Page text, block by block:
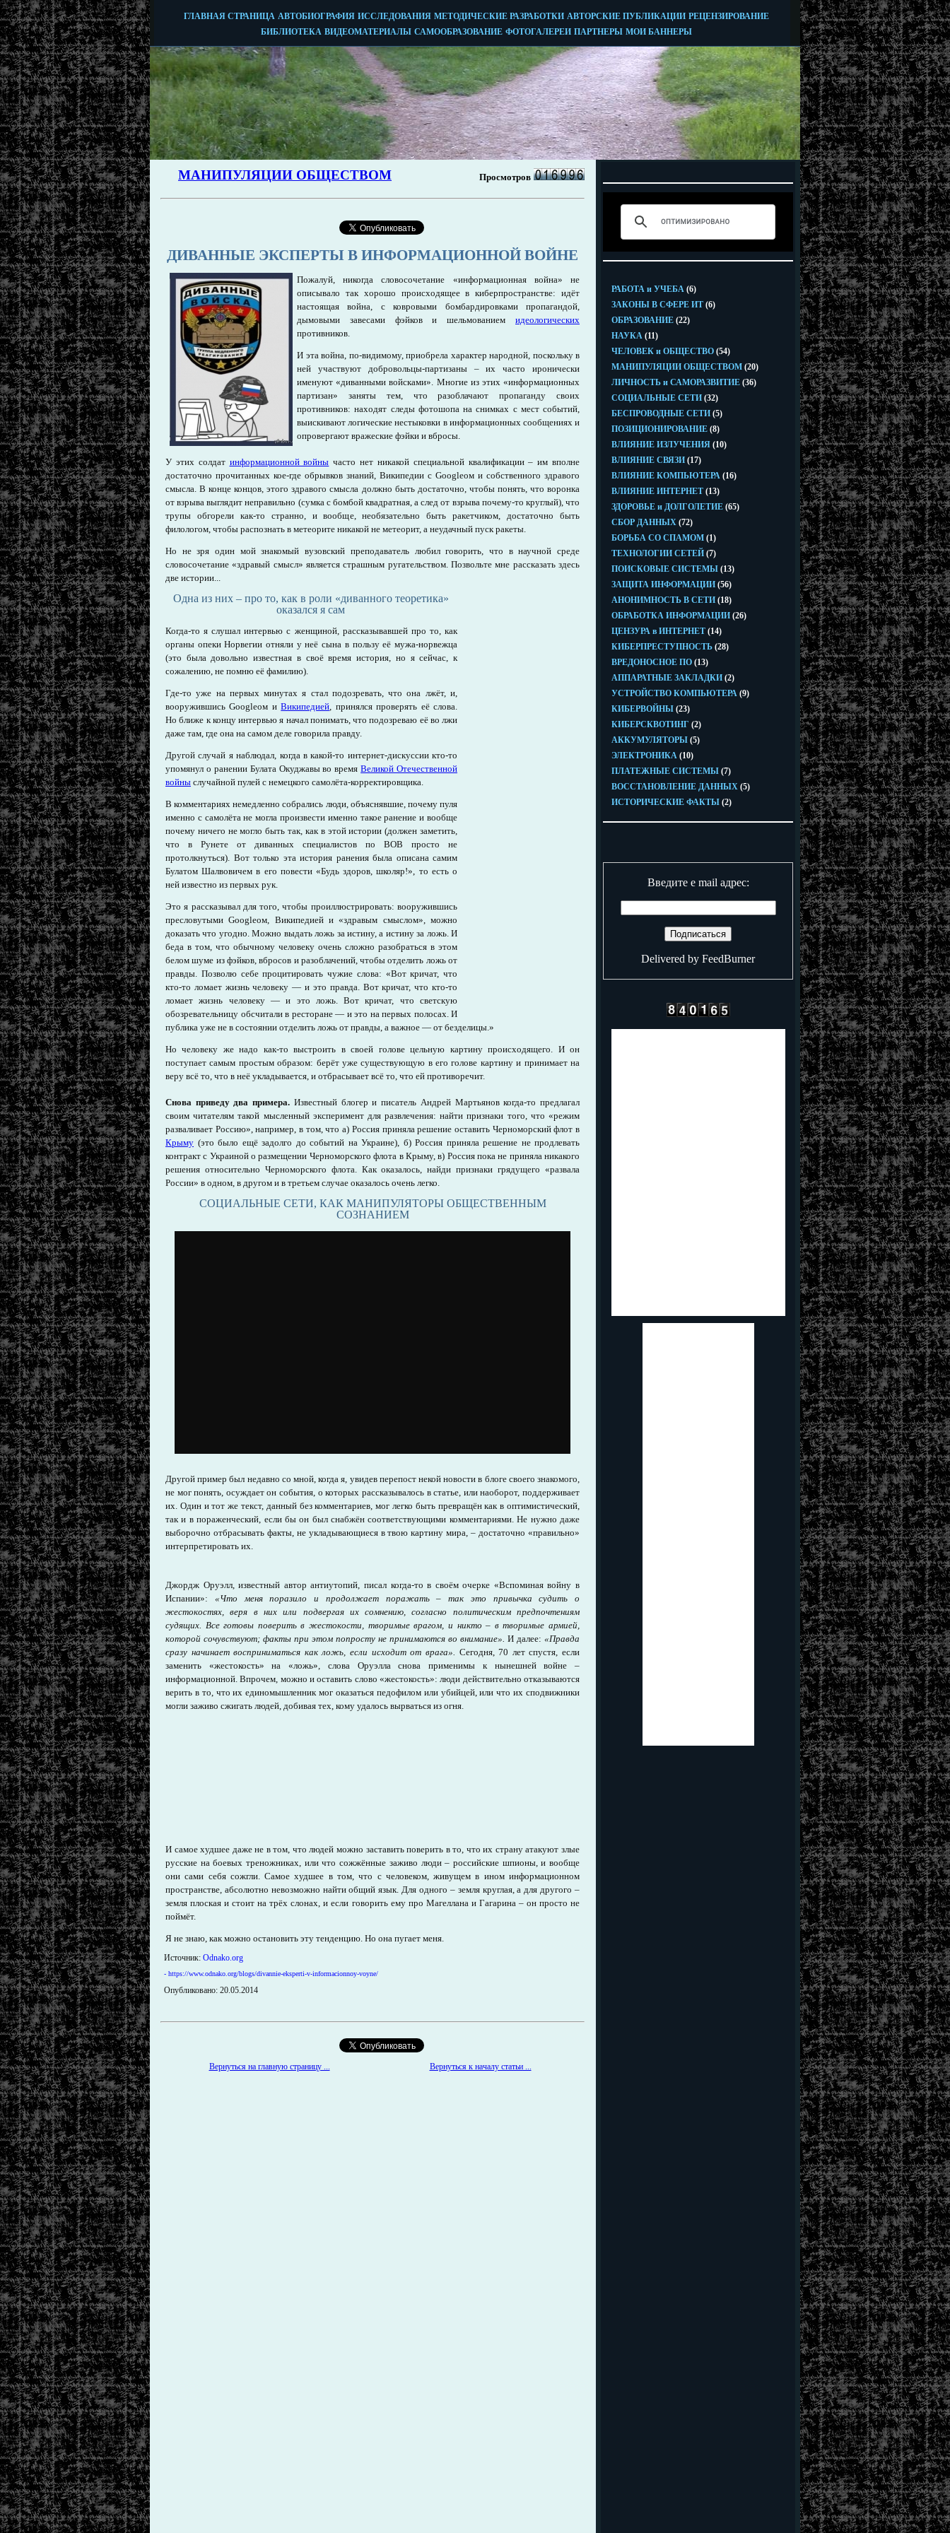
ДИВАННЫЕ ЭКСПЕРТЫ В ИНФОРМАЦИОННОЙ ВОЙНЕ
Пожалуй, никогда словосочетание «информационная война» не
описывало так хорошо происходящее в киберпространстве: идёт
настоящая война, с ковровыми бомбардировками пропагандой,
дымовыми завесами фэйков и шельмованием идеологических
противников.
И эта война, по-видимому, приобрела характер народной, поскольку в
ней участвуют добровольцы-партизаны – их часто иронически
именуют «диванными войсками». Многие из этих «информационных
партизан» заняты тем, что разоблачают пропаганду своих
противников: находят следы фотошопа на снимках с мест событий,
выискивают логические нестыковки в информационных сообщениях и
опровергают вражеские фэйки и вбросы.
У этих солдат информационной войны часто нет никакой специальной квалификации – им вполне
достаточно прочитанных кое-где обрывков знаний, Википедии с Googleом и собственного здравого
смысла. В конце концов, этого здравого смысла должно быть достаточно, чтобы понять, что воронка
от взрыва выглядит неправильно (сумка с бомбой квадратная, а след от взрыва почему-то круглый), что
трупы обгорели как-то странно, и вообще, необязательно быть ракетчиком, достаточно быть
филологом, чтобы распознать в метеорите никакой не метеорит, а неудачный пуск ракеты.
Но не зря один мой знакомый вузовский преподаватель любил говорить, что в научной среде
словосочетание «здравый смысл» является страшным ругательством. Позвольте мне рассказать здесь
две истории...
Одна из них – про то, как в роли «диванного теоретика»
оказался я сам
Когда-то я слушал интервью с женщиной, рассказывавшей про то, как
органы опеки Норвегии отняли у неё сына в пользу её мужа-норвежца
(это была довольно известная в своё время история, но я сейчас, к
сожалению, не помню её фамилию).
Где-то уже на первых минутах я стал подозревать, что она лжёт, и,
вооружившись Googleом иВикипедией, принялся проверять её слова.
Но ближе к концу интервью я начал понимать, что подозреваю её во лжи
даже там, где она на самом деле говорила правду.
Другой случай я наблюдал, когда в какой-то интернет-дискуссии кто-то
упомянул о ранении Булата Окуджавы во времяВеликой Отечественной
войны случайной пулей с немецкого самолёта-корректировщика.
В комментариях немедленно собрались люди, объяснявшие, почему пуля
именно с самолёта не могла произвести именно такое ранение и вообще
почему ничего не могло быть так, как в этой истории (должен заметить,
что в Рунете от диванных специалистов по ВОВ просто не
протолкнуться). Вот только эта история ранения была описана самим
Булатом Шалвовичем в его повести «Будь здоров, школяр!», то есть о
ней известно из первых рук.
Это я рассказывал для того, чтобы проиллюстрировать: вооружившись
пресловутыми Googleом, Википедией и «здравым смыслом», можно
доказать что угодно. Можно выдать ложь за истину, а истину за ложь. И
беда в том, что обычному человеку очень сложно разобраться в этом
белом шуме из фэйков, вбросов и разоблачений, чтобы отделить ложь от
правды. Позволю себе процитировать чужие слова: «Вот кричат, что
кто-то ломает жизнь человеку — и это правда. Вот кричат, что кто-то
ломает жизнь человеку — и это ложь. Вот кричат, что светскую
обозревательницу обсчитали в ресторане — и это на первых полосах. И
публика уже не в состоянии отделить ложь от правды, а важное — от безделицы.»
Но человеку же надо как-то выстроить в своей голове цельную картину происходящего. И он
поступает самым простым образом: берёт уже существующую в его голове картину и принимает на
веру всё то, что в неё укладывается, и отбрасывает всё то, что ей противоречит.
Снова приведу два примера. Известный блогер и писатель Андрей Мартьянов когда-то предлагал
своим читателям такой мысленный эксперимент для развлечения: найти признаки того, что «режим
разваливает Россию», например, в том, что а) Россия приняла решение оставить Черноморский флот в
Крыму (это было ещё задолго до событий на Украине), б) Россия приняла решение не продлевать
контракт с Украиной о размещении Черноморского флота в Крыму, в) Россия пока не приняла никакого
решения относительно Черноморского флота. Как оказалось, найди признаки грядущего «развала
России» в одном, в другом и в третьем случае оказалось очень легко.
СОЦИАЛЬНЫЕ СЕТИ, КАК МАНИПУЛЯТОРЫ ОБЩЕСТВЕННЫМ
СОЗНАНИЕМ
Другой пример был недавно со мной, когда я, увидев перепост некой новости в блоге своего знакомого,
не мог понять, осуждает он события, о которых рассказывалось в статье, или наоборот, поддерживает
их. Один и тот же текст, данный без комментариев, мог легко быть превращён как в оптимистический,
так и в пораженческий, если бы он был снабжён соответствующими комментариями. Не нужно даже
выборочно отбрасывать факты, не укладывающиеся в твою картину мира, – достаточно «правильно»
интерпретировать их.
Джордж Оруэлл, известный автор антиутопий, писал когда-то в своём очерке «Вспоминая войну в
Испании»: «Что меня поразило и продолжает поражать– так это привычка судить о
жестокостях, веря в них или подвергая их сомнению, согласно политическим предпочтениям
судящих. Все готовы поверить в жестокости, творимые врагом, и никто– в творимые армией,
которой сочувствуют; факты при этом попросту не принимаются во внимание». И далее: «Правда
сразу начинает восприниматься как ложь, если исходит от врага». Сегодня, 70 лет спустя, если
заменить «жестокость» на «ложь», слова Оруэлла снова применимы к нынешней войне –
информационной. Впрочем, можно и оставить слово «жестокость»: люди действительно отказываются
верить в то, что их единомышленник мог оказаться педофилом или убийцей, или что их сподвижники
могли заживо сжигать людей, добивая тех, кому удалось вырваться из огня.
И самое худшее даже не в том, что людей можно заставить поверить в то, что их страну атакуют злые
русские на боевых треножниках, или что сожжённые заживо люди – российские шпионы, и вообще
они сами себя сожгли. Самое худшее в том, что с человеком, живущем в ином информационном
пространстве, абсолютно невозможно найти общий язык. Для одного – земля круглая, а для другого –
земля плоская и стоит на трёх слонах, и если говорить ему про Магеллана и Гагарина – он просто не
поймёт.
Я не знаю, как можно остановить эту тенденцию. Но она пугает меня.
Источник: Odnako.org
- https://www.odnako.org/blogs/divannie-eksperti-v-informacionnoy-voyne/
Опубликовано: 20.05.2014
Вернуться к началу статьи ...